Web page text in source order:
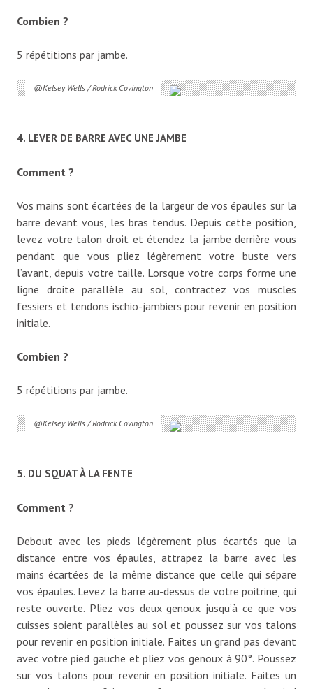
Combien ?
5 répétitions par jambe.
@Kelsey Wells / Rodrick Covington
4. LEVER DE BARRE AVEC UNE JAMBE
Comment ?
Vos mains sont écartées de la largeur de vos épaules sur la
barre devant vous, les bras tendus. Depuis cette position,
levez votre talon droit et étendez la jambe derrière vous
pendant que vous pliez légèrement votre buste vers
l’avant, depuis votre taille. Lorsque votre corps forme une
ligne droite parallèle au sol, contractez vos muscles
fessiers et tendons ischio-jambiers pour revenir en position
initiale.
Combien ?
5 répétitions par jambe.
@Kelsey Wells / Rodrick Covington
5. DU SQUAT À LA FENTE
Comment ?
Debout avec les pieds légèrement plus écartés que la
distance entre vos épaules, attrapez la barre avec les
mains écartées de la même distance que celle qui sépare
vos épaules. Levez la barre au-dessus de votre poitrine, qui
reste ouverte. Pliez vos deux genoux jusqu’à ce que vos
cuisses soient parallèles au sol et poussez sur vos talons
pour revenir en position initiale. Faites un grand pas devant
avec votre pied gauche et pliez vos genoux à 90°. Poussez
sur vos talons pour revenir en position initiale. Faites un